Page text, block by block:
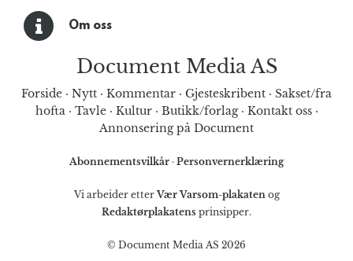
Om oss
Document Media AS
Forside · Nytt · Kommentar · Gjesteskribent · Sakset/fra
hofta· Tavle· Kultur· Butikk/forlag· Kontakt oss·
Annonsering på Document
Abonnementsvilkår · Personvernerklæring
Vi arbeider etterVær Varsom-plakatenog
Redaktørplakatens prinsipper.
© Document Media AS 2026